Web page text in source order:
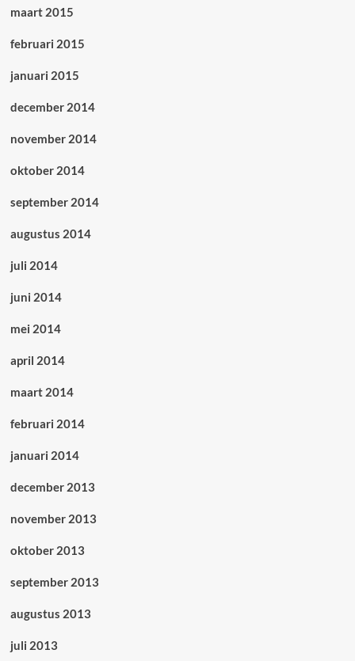
maart 2015
februari 2015
januari 2015
december 2014
november 2014
oktober 2014
september 2014
augustus 2014
juli 2014
juni 2014
mei 2014
april 2014
maart 2014
februari 2014
januari 2014
december 2013
november 2013
oktober 2013
september 2013
augustus 2013
juli 2013